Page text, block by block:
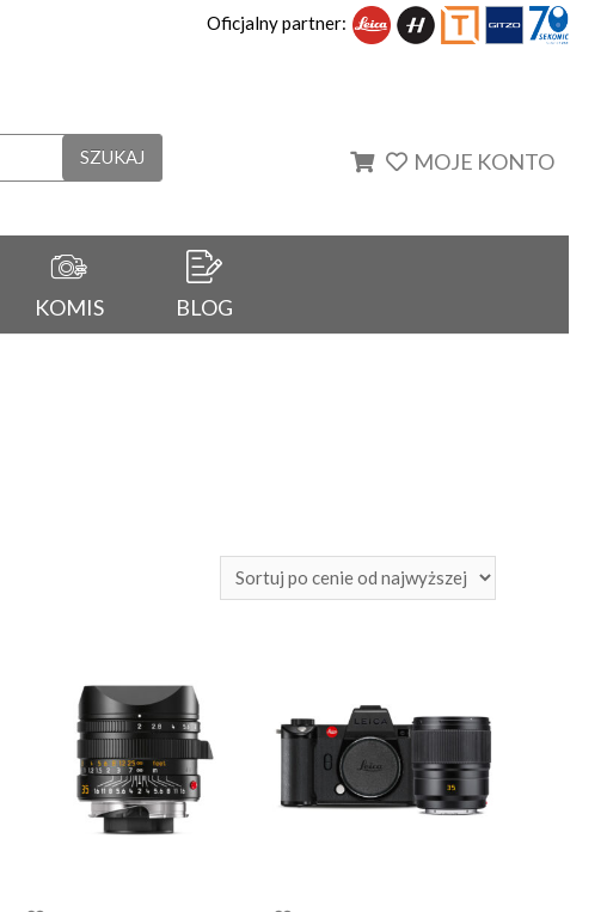
Oficjalny partner:
SZUKAJ MOJE KONTO
KOMIS BLOG